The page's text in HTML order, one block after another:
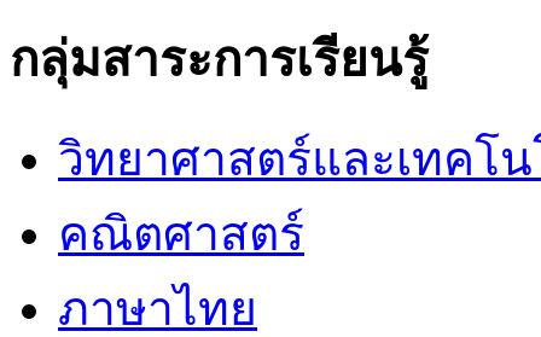
กลุ่มสาระการเรียนรู้
วิทยาศาสตร์และเทคโ
คณิตศาสตร์
ภาษาไทย